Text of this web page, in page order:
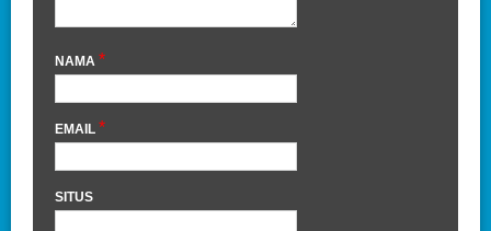
NAMA *
EMAIL *
SITUS